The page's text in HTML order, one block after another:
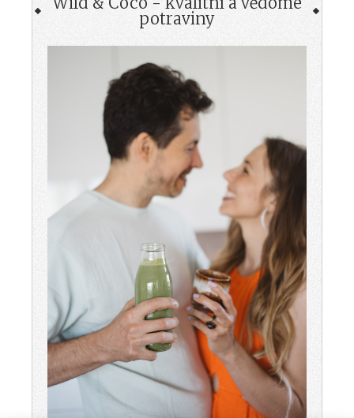
potraviny